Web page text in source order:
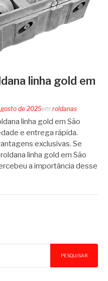
linha gold em
de 2025em roldanas
linha gold em São
e entrega rápida.
exclusivas. Se
linha gold em São
a importância desse
PESQUISAR